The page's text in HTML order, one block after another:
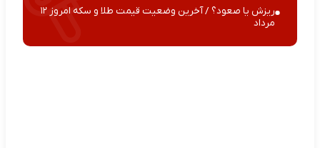
ریزش یا صعود؟ / آخرین وضعیت قیمت طلا و سکه امروز ۱۲
مرداد